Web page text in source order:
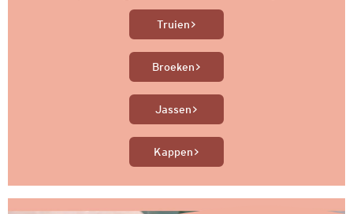
Truien
Broeken
Jassen
Kappen